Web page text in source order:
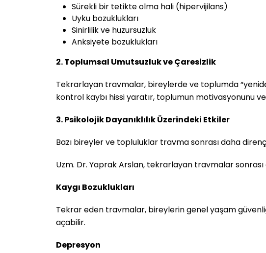
Sürekli bir tetikte olma hali (hipervijilans)
Uyku bozuklukları
Sinirlilik ve huzursuzluk
Anksiyete bozuklukları
2. Toplumsal Umutsuzluk ve Çaresizlik
Tekrarlayan travmalar, bireylerde ve toplumda
kontrol kaybı hissi yaratır, toplumun motivasyonunu ve
3. Psikolojik Dayanıklılık Üzerindeki Etkiler
Bazı bireyler ve topluluklar travma sonrası daha
Uzm. Dr. Yaprak Arslan, tekrarlayan travmalar sonrası
Kaygı Bozuklukları
Tekrar eden travmalar, bireylerin genel yaşam
açabilir.
Depresyon